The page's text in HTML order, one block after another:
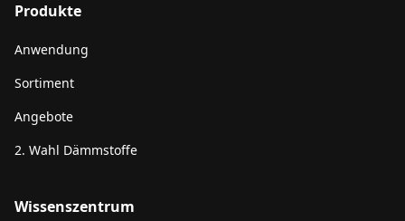
Produkte
Anwendung
Sortiment
Angebote
2. Wahl Dämmstoffe
Wissenszentrum